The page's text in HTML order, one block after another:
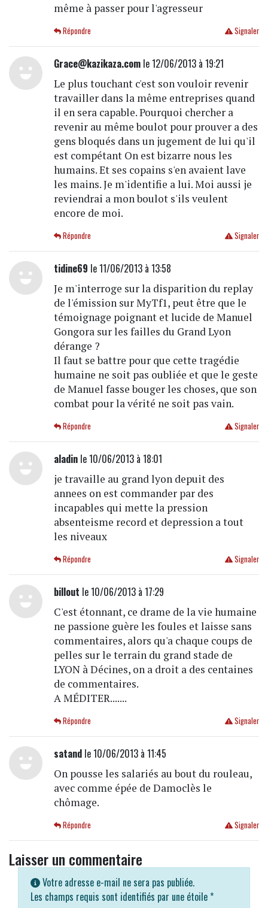
même à passer pour l'agresseur
Signaler
Répondre
Grace@kazikaza.comle 12/06/2013 à 19:21
Le plus touchant c'est son vouloir revenir
travailler dans la même entreprises quand
il en sera capable. Pourquoi chercher a
revenir au même boulot pour prouver a des
gens bloqués dans un jugement de lui qu'il
est compétant On est bizarre nous les
humains. Et ses copains s'en avaient lave
les mains. Je m'identifie a lui. Moi aussi je
reviendrai a mon boulot s'ils veulent
encore de moi.
Signaler
Répondre
tidine69 le 11/06/2013 à 13:58
Je m'interroge sur la disparition du replay
de l'émission sur MyTf1, peut être que le
témoignage poignant et lucide de Manuel
Gongora sur les failles du Grand Lyon
dérange ?
Il faut se battre pour que cette tragédie
humaine ne soit pas oubliée et que le geste
de Manuel fasse bouger les choses, que son
combat pour la vérité ne soit pas vain.
Signaler
Répondre
aladinle 10/06/2013 à 18:01
je travaille au grand lyon depuit des
annees on est commander par des
incapables qui mette la pression
absenteisme record et depression a tout
les niveaux
Signaler
Répondre
billout le 10/06/2013 à 17:29
C'est étonnant, ce drame de la vie humaine
ne passione guère les foules et laisse sans
commentaires, alors qu'a chaque coups de
pelles sur le terrain du grand stade de
LYON à Décines, on a droit a des centaines
de commentaires.
A MÉDITER.......
Signaler
Répondre
satandle 10/06/2013 à 11:45
On pousse les salariés au bout du rouleau,
avec comme épée de Damoclès le
chômage.
Signaler
Répondre
Laisser un commentaire
Votre adresse e-mail ne sera pas publiée.
Les champs requis sont identifiés par une étoile *